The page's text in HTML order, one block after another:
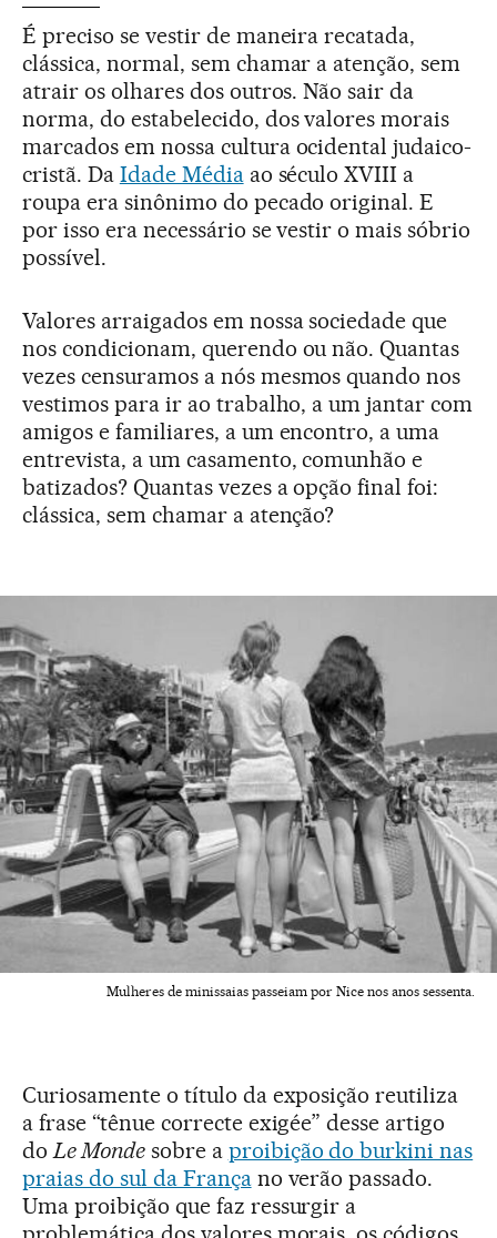
É preciso se vestir de maneira recatada,
clássica, normal, sem chamar a atenção, sem
atrair os olhares dos outros. Não sair da
norma, do estabelecido, dos valores morais
marcados em nossa cultura ocidental judaico-
cristã. Da Idade Médiaao século XVIII a
roupa era sinônimo do pecado original. E
por isso era necessário se vestir o mais sóbrio
possível.
Valores arraigados em nossa sociedade que
nos condicionam, querendo ou não. Quantas
vezes censuramos a nós mesmos quando nos
vestimos para ir ao trabalho, a um jantar com
amigos e familiares, a um encontro, a uma
entrevista, a um casamento, comunhão e
batizados? Quantas vezes a opção final foi:
clássica, sem chamar a atenção?
Mulheres de minissaias passeiam por Nice nos anos sessenta.
Curiosamente o título da exposição reutiliza
a frase “tênue correcte exigée” desse artigo
do Le Mondesobre a proibição do burkini nas
praias do sul da Françano verão passado.
Uma proibição que faz ressurgir a